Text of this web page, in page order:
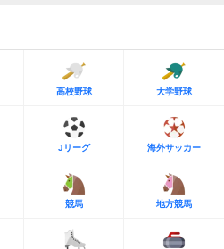
高校野球 大学野球
Jリーグ 海外サッカー
競馬 地方競馬